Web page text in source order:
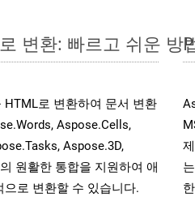
변환: 빠르고 쉬운 방
HTML로 변환하여 문서 변환
Aspose.Cells,
Aspose.3D,
원활한 통합을 지원하여 애
로 변환할 수 있습니다.